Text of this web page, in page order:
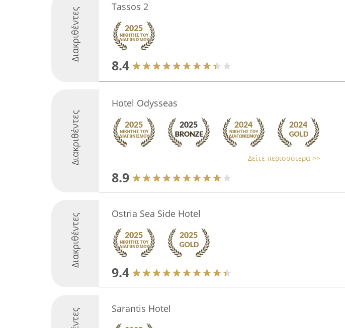
Διακριθέντες Tassos 2
8.4
Διακριθέντες
Hotel Odysseas
Δείτε περισσότερα >>
8.9
Διακριθέντες Ostria Sea Side Hotel
9.4
Sarantis Hotel